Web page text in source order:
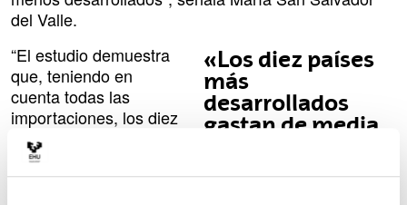
del Valle.
«Los diez países
más
desarrollados
gastan de media
“El estudio demuestra
que, teniendo en
cuenta todas las
importaciones, los diez
países más
desarrollados gastan
de media un 14,36 %